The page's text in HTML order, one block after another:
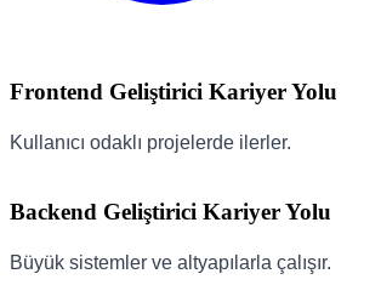
Frontend Geliştirici Kariyer Yolu
Kullanıcı odaklı projelerde ilerler.
Backend Geliştirici Kariyer Yolu
Büyük sistemler ve altyapılarla çalışır.